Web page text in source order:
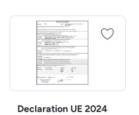
Declaration UE 2024